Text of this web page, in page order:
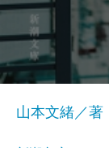
山本文緒／著